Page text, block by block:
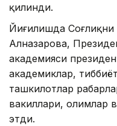
қилинди.
Йиғилишда
Алназарова,
академияси
академиклар,
ташкилотлар
вакиллари, олимлар
этди.